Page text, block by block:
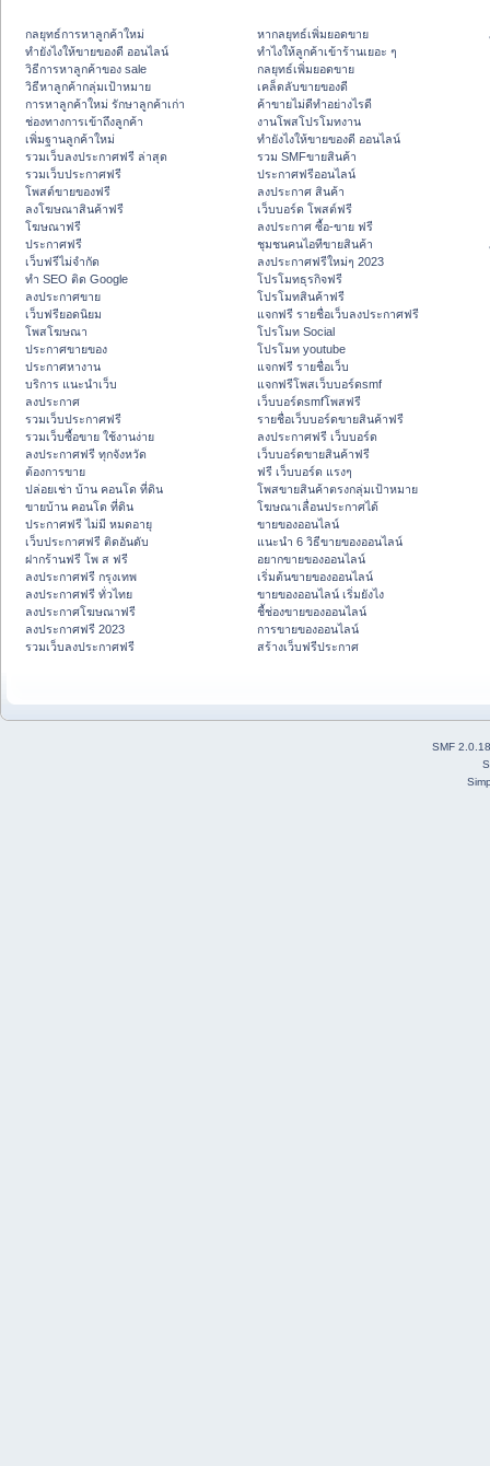
กลยุทธ์การหาลูกค้าใหม่
ทํายังไงให้ขายของดี ออนไลน์
วิธีการหาลูกค้าของ sale
วิธีหาลูกค้ากลุ่มเป้าหมาย
การหาลูกค้าใหม่ รักษาลูกค้าเก่า
ช่องทางการเข้าถึงลูกค้า
เพิ่มฐานลูกค้าใหม่
รวมเว็บลงประกาศฟรี ล่าสุด
รวมเว็บประกาศฟรี
โพสต์ขายของฟรี
ลงโฆษณาสินค้าฟรี
โฆษณาฟรี
ประกาศฟรี
เว็บฟรีไม่จำกัด
ทำ SEO ติด Google
ลงประกาศขาย
เว็บฟรียอดนิยม
โพสโฆษณา
ประกาศขายของ
ประกาศหางาน
บริการ แนะนำเว็บ
ลงประกาศ
รวมเว็บประกาศฟรี
รวมเว็บซื้อขาย ใช้งานง่าย
ลงประกาศฟรี ทุกจังหวัด
ต้องการขาย
ปล่อยเช่า บ้าน คอนโด ที่ดิน
ขายบ้าน คอนโด ที่ดิน
ประกาศฟรี ไม่มี หมดอายุ
เว็บประกาศฟรี ติดอันดับ
ฝากร้านฟรี โพ ส ฟรี
ลงประกาศฟรี กรุงเทพ
ลงประกาศฟรี ทั่วไทย
ลงประกาศโฆษณาฟรี
ลงประกาศฟรี 2023
รวมเว็บลงประกาศฟรี
หากลยุทธ์เพิ่มยอดขาย
ทําไงให้ลูกค้าเข้าร้านเยอะ ๆ
กลยุทธ์เพิ่มยอดขาย
เคล็ดลับขายของดี
ค้าขายไม่ดีทำอย่างไรดี
งานโพสโปรโมทงาน
ทํายังไงให้ขายของดี ออนไลน์
รวม SMFขายสินค้า
ประกาศฟรีออนไลน์
ลงประกาศ สินค้า
เว็บบอร์ด โพสต์ฟรี
ลงประกาศ ซื้อ-ขาย ฟรี
ชุมชนคนไอทีขายสินค้า
ลงประกาศฟรีใหม่ๆ 2023
โปรโมทธุรกิจฟรี
โปรโมทสินค้าฟรี
แจกฟรี รายชื่อเว็บลงประกาศฟรี
โปรโมท Social
โปรโมท youtube
แจกฟรี รายชื่อเว็บ
แจกฟรีโพสเว็บบอร์ดsmf
เว็บบอร์ดsmfโพสฟรี
รายชื่อเว็บบอร์ดขายสินค้าฟรี
ลงประกาศฟรี เว็บบอร์ด
เว็บบอร์ดขายสินค้าฟรี
ฟรี เว็บบอร์ด แรงๆ
โพสขายสินค้าตรงกลุ่มเป้าหมาย
โฆษณาเลื่อนประกาศได้
ขายของออนไลน์
แนะนำ 6 วิธีขายของออนไลน์
อยากขายของออนไลน์
เริ่มต้นขายของออนไลน์
ขายของออนไลน์ เริ่มยังไง
ชี้ช่องขายของออนไลน์
การขายของออนไลน์
สร้างเว็บฟรีประกาศ
SMF 2.0.18